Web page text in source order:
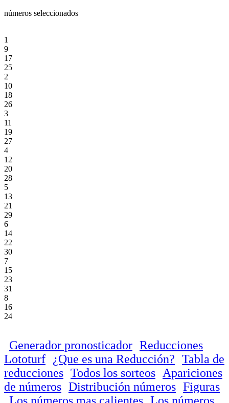
números seleccionados
1
9
17
25
2
10
18
26
3
11
19
27
4
12
20
28
5
13
21
29
6
14
22
30
7
15
23
31
8
16
24
Generador pronosticador Reducciones
Lototurf
¿Que es una Reducción? Tabla de
reducciones Todos los sorteos
Apariciones
de números Distribución números Figuras
Los números mas calientes Los números